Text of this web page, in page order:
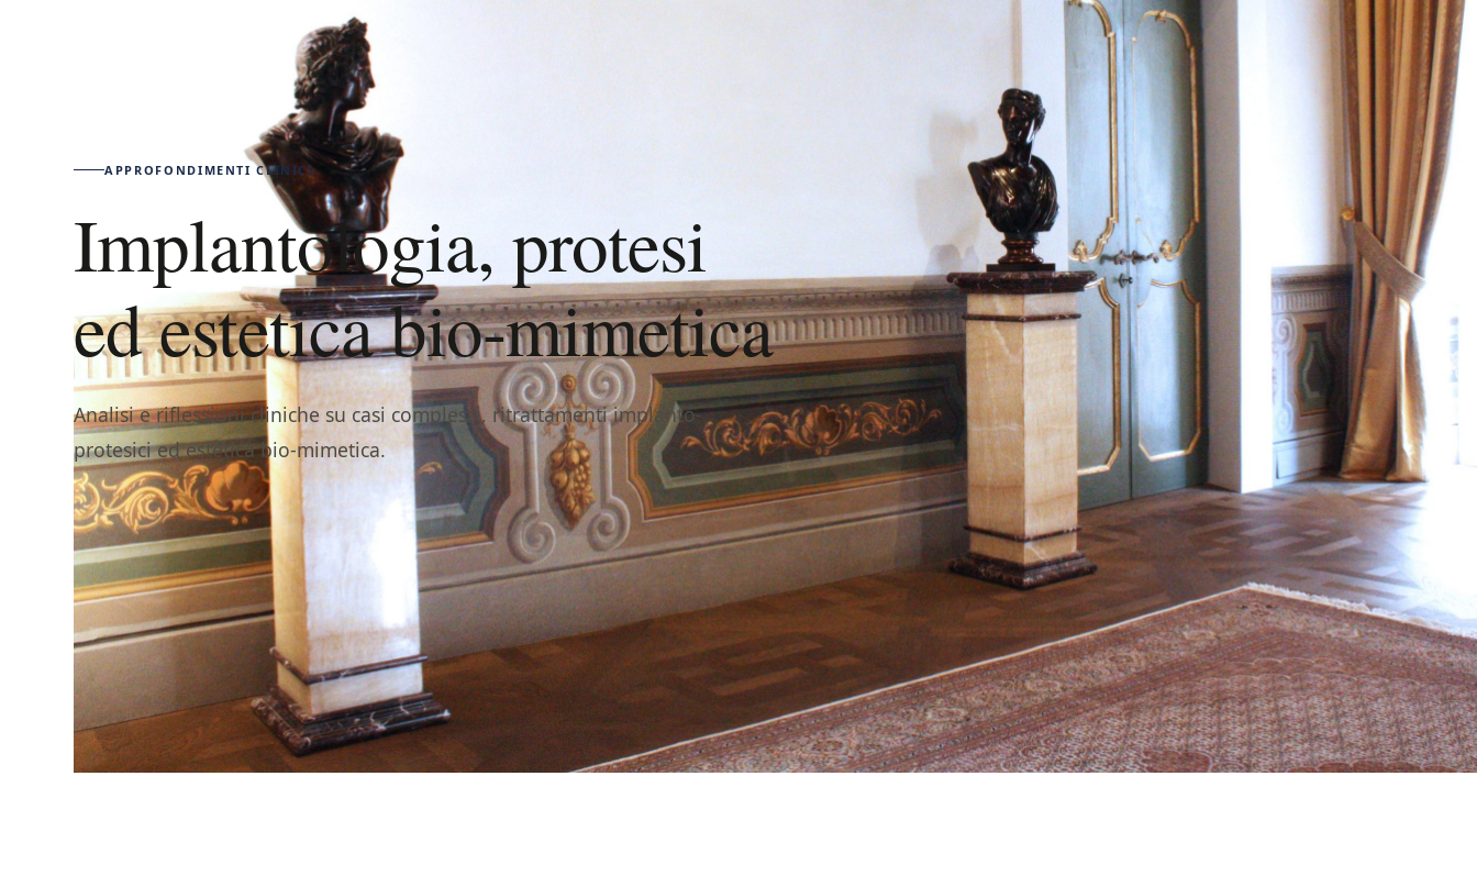
APPROFONDIMENTI CLINICI
Implantologia, protesi
ed estetica bio-mimetica
Analisi e riflessioni cliniche su casi complessi, ritrattamenti implanto-
protesici ed estetica bio-mimetica.